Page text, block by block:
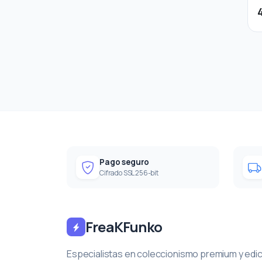
Pago seguro
Cifrado SSL 256-bit
FreaKFunko
Especialistas en coleccionismo premium y